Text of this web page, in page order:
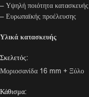
– Υψηλή ποιότητα κατασκευής
– Ευρωπαϊκής προέλευσης
Υλικά κατασκευής
Σκελετός:
Μοριοσανίδα 16 mm + Ξύλο
Κάθισμα: